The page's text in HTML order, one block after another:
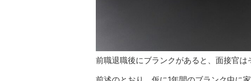
前職退職後にブランクがあると、面接官は